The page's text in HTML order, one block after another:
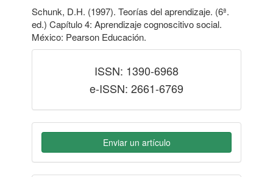
Schunk, D.H. (1997). Teorías del aprendizaje. (6ª.
ed.) Capítulo 4: Aprendizaje cognoscitivo social.
México: Pearson Educación.
ISSN: 1390-6968
e-ISSN: 2661-6769
Enviar un artículo